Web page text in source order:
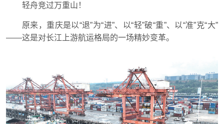
轻舟竞过万重山！
原来，重庆是以“退”为“进”、以“轻”破“重”、以“准”克“大”
——这是对长江上游航运格局的一场精妙变革。